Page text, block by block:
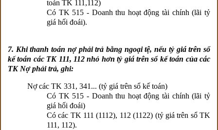
toán TK 111,112)
Có TK 515 - Doanh thu hoạt động tài chính (lãi tỷ
giá hối đoái).
7. Khi thanh toán nợ phải trả bằng ngoại tệ, nếu tỷ giá trên sổ
kế toán các TK 111, 112 nhỏ hơn tỷ giá trên sổ kế toán của các
TK Nợ phải trả, ghi:
Nợ các TK 331, 341... (tỷ giá trên sổ kế toán)
Có TK 515 - Doanh thu hoạt động tài chính (lãi tỷ
giá hối đoái)
Có các TK 111 (1112), 112 (1122) (tỷ giá trên sổ TK
111, 112).